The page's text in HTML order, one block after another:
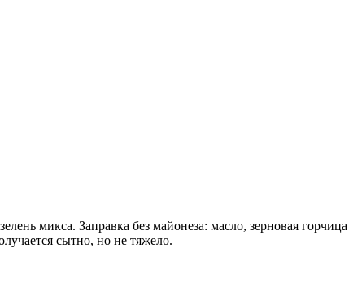
микса. Заправка без майонеза: масло, зерновая горчица
сытно, но не тяжело.